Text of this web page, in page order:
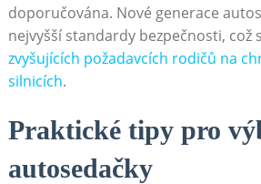
doporučována. Nové generace
nejvyšší standardy bezpečnosti, což
zvyšujících požadavcích rodičů na
silnicích.
Praktické tipy pro
autosedačky